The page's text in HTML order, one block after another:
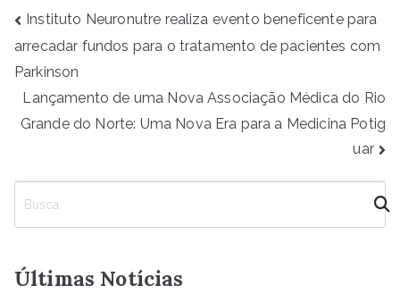
Navegação
Post
Instituto Neuronutre realiza evento beneficente para
arrecadar fundos para o tratamento de pacientes com
Parkinson
Lançamento de uma Nova Associação Médica do Rio
Grande do Norte: Uma Nova Era para a Medicina Potig
uar
u
Últimas Notícias